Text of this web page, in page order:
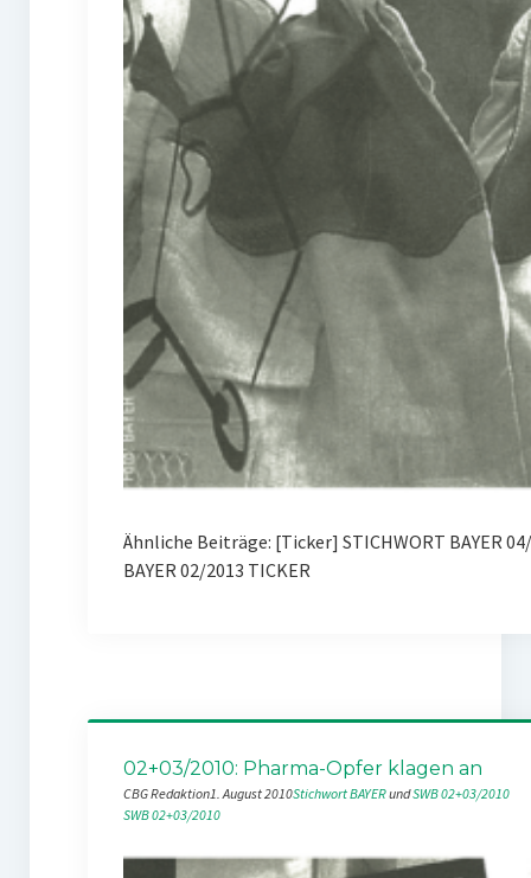
Ähnliche Beiträge: [Ticker] STICHWORT BAYER
BAYER 02/2013 TICKER
02+03/2010: Pharma-Opfer klagen an
CBG Redaktion1. August 2010Stichwort BAYER und SWB 02+03/2010
SWB 02+03/2010